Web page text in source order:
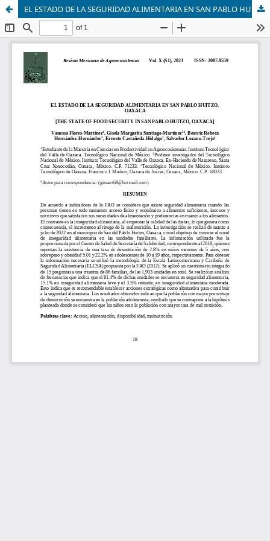
EL ESTADO DE LA SEGURIDAD ALIMENTARIA EN SAN PABLO HUITZO, OAXACA